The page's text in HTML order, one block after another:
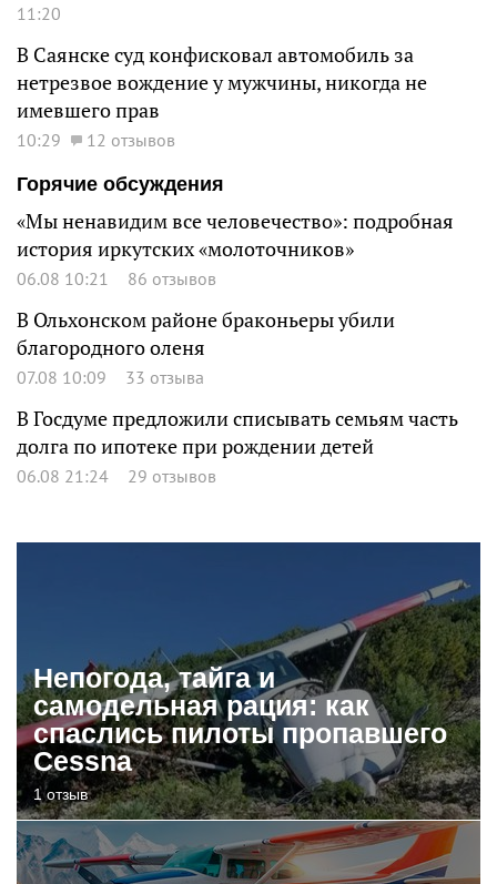
11:20
В Саянске суд конфисковал автомобиль за
нетрезвое вождение у мужчины, никогда не
имевшего прав
10:29
12 отзывов
Горячие обсуждения
«Мы ненавидим все человечество»: подробная
история иркутских «молоточников»
06.08 10:21 86 отзывов
В Ольхонском районе браконьеры убили
благородного оленя
07.08 10:09 33 отзыва
В Госдуме предложили списывать семьям часть
долга по ипотеке при рождении детей
06.08 21:24 29 отзывов
Непогода, тайга и
самодельная рация: как
спаслись пилоты пропавшего
Cessna
1 отзыв